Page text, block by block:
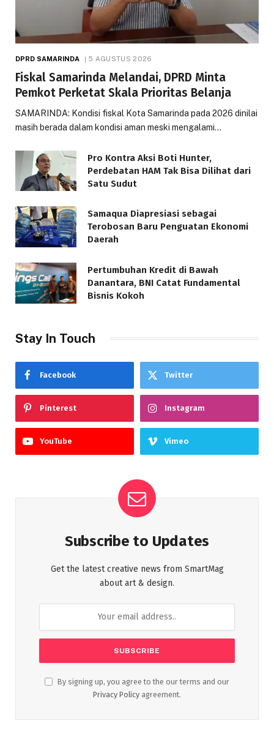
DPRD SAMARINDA 5 AGUSTUS 2026
Fiskal Samarinda Melandai, DPRD Minta
Pemkot Perketat Skala Prioritas Belanja
SAMARINDA: Kondisi fiskal Kota Samarinda pada 2026 dinilai
masih berada dalam kondisi aman meski mengalami…
Pro Kontra Aksi Boti Hunter,
Perdebatan HAM Tak Bisa Dilihat dari
Satu Sudut
Samaqua Diapresiasi sebagai
Terobosan Baru Penguatan Ekonomi
Daerah
Pertumbuhan Kredit di Bawah
Danantara, BNI Catat Fundamental
Bisnis Kokoh
Stay In Touch
Facebook Twitter
Pinterest Instagram
YouTube Vimeo
Subscribe to Updates
Get the latest creative news from SmartMag
about art & design.
By signing up, you agree to the our terms and our
Privacy Policy agreement.